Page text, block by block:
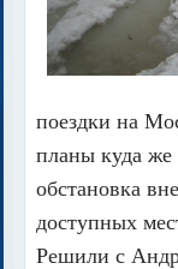
поездки на
планы куда же
обстановка
доступных
Решили с